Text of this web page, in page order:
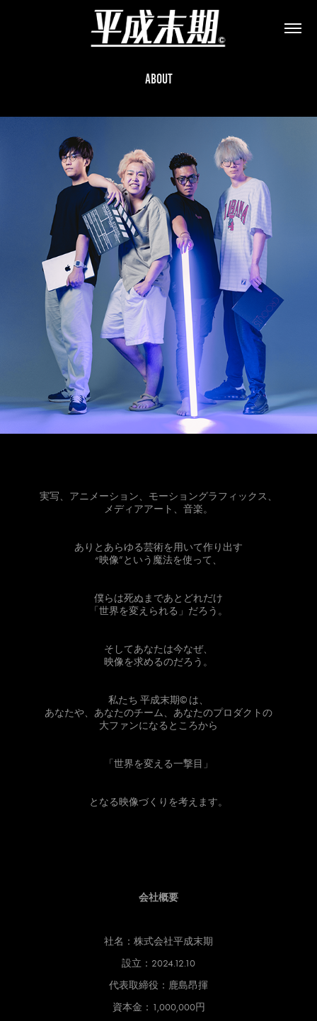
About
実写、アニメーション、モーショングラフィックス、
メディアアート、⾳楽。
ありとあらゆる芸術を⽤いて作り出す
“映像”という魔法を使って、
僕らは死ぬまであとどれだけ
「世界を変えられる」だろう。
そしてあなたは今なぜ、
映像を求めるのだろう。
私たち 平成末期© は、
あなたや、あなたのチーム、あなたのプロダクトの
⼤ファンになるところから
「世界を変える⼀撃⽬」
となる映像づくりを考えます。
会社概要
社名：株式会社平成末期
設立：2024.12.10
代表取締役：鹿島昂揮
資本金：1,000,000円